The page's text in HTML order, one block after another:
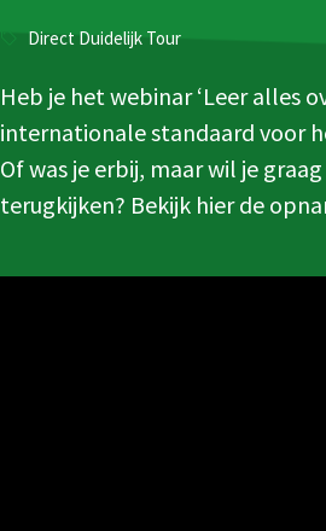
TypeDirect Duidelijk Tour
Heb je het webinar ‘Leer alles
internationale standaard voor
Of was je erbij, maar wil je
terugkijken? Bekijk hier de